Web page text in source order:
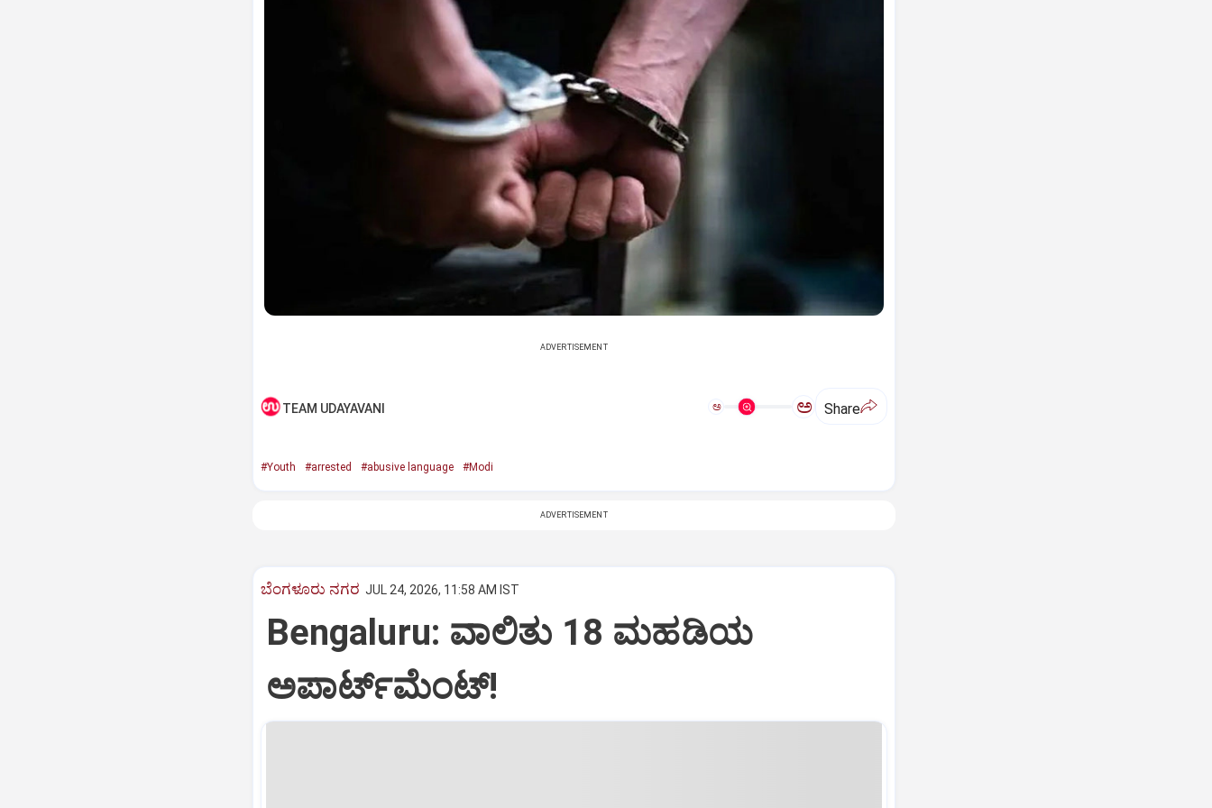
ADVERTISEMENT
TEAM UDAYAVANI ಅ ಅ Share
#Youth #arrested #abusive language #Modi
ADVERTISEMENT
ಬೆಂಗಳೂರು ನಗರ JUL 24, 2026, 11:58 AM IST
Bengaluru: ವಾಲಿತು 18 ಮಹಡಿಯ
ಅಪಾರ್ಟ್‌ಮೆಂಟ್‌!